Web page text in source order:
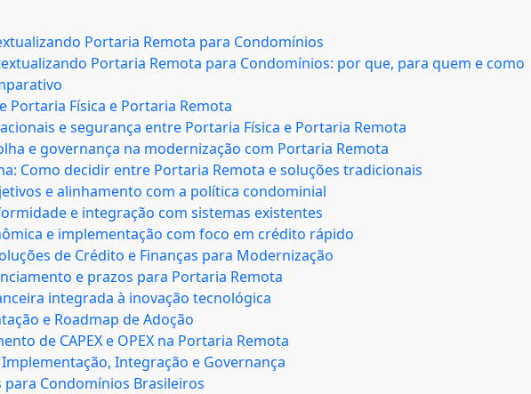
Portaria Remota para Condomínios
Portaria Remota para Condomínios: por que, para quem e como
Portaria Física e Portaria Remota
e segurança entre Portaria Física e Portaria Remota
e governança na modernização com Portaria Remota
Como decidir entre Portaria Remota e soluções tradicionais
e alinhamento com a política condominial
e integração com sistemas existentes
e implementação com foco em crédito rápido
de Crédito e Finanças para Modernização
e prazos para Portaria Remota
integrada à inovação tecnológica
e Roadmap de Adoção
de CAPEX e OPEX na Portaria Remota
Integração e Governança
para Condomínios Brasileiros